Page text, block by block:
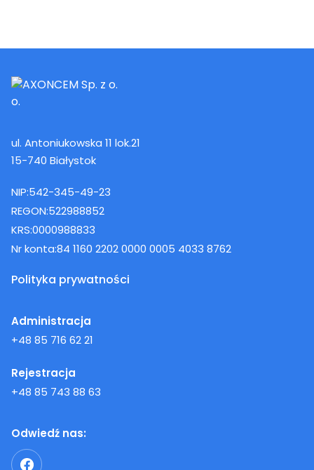
ul. Antoniukowska 11 lok.21
15-740 Białystok
NIP:542-345-49-23
REGON:522988852
KRS:0000988833
Nr konta:84 1160 2202 0000 0005 4033 8762
Polityka prywatności
Administracja
+48 85 716 62 21
Rejestracja
+48 85 743 88 63
Odwiedź nas: